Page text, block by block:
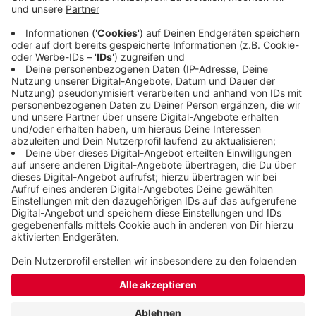
einem einwandfreien Zustand, heißt es von der
Stadt. Die erhofft sich durch die neue Anlage eine
Entlastung des viel genutzten Sportplatzes an der
Oberbergischen Straße.
Veröffentlicht:Dienstag, 12.05.2020 10:50
Anzeige
Anzeige